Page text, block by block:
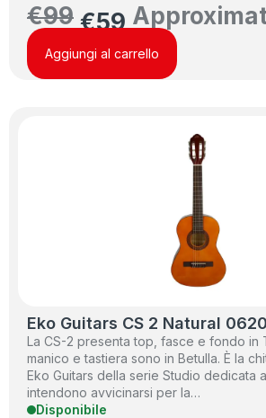
€99 €59
Aggiungi al carrello
Eko Guitars CS 2 Natural
La CS-2 presenta top, fasce e fondo in
manico e tastiera sono in Betulla. È la
Eko Guitars della serie Studio dedicata
intendono avvicinarsi per la…
Disponibile